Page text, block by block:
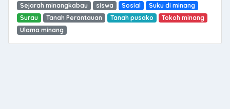
Sejarah minangkabau
siswa Sosial
Suku di minang
Surau
Tanah Perantauan Tanah pusako
Tokoh minang
Ulama minang